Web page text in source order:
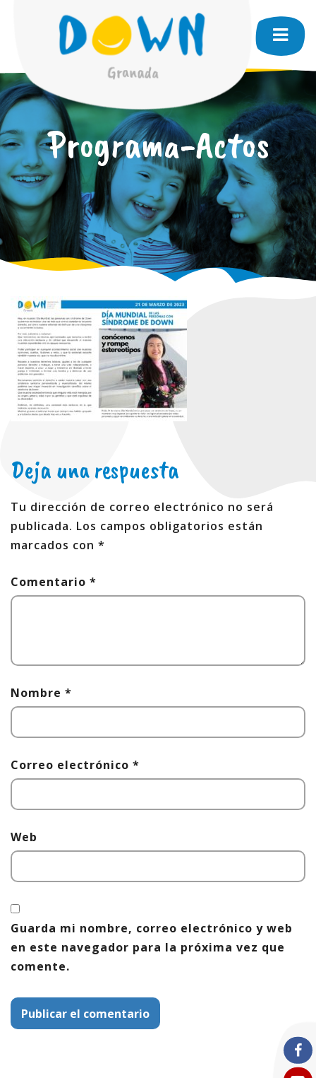
Programa-Actos
Deja una respuesta
Tu dirección de correo electrónico no será
publicada. Los campos obligatorios están
marcados con *
Comentario *
Nombre *
Correo electrónico *
Web
Guarda mi nombre, correo electrónico y web
en este navegador para la próxima vez que
comente.